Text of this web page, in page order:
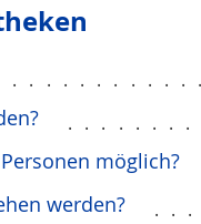
möglich?
werden?